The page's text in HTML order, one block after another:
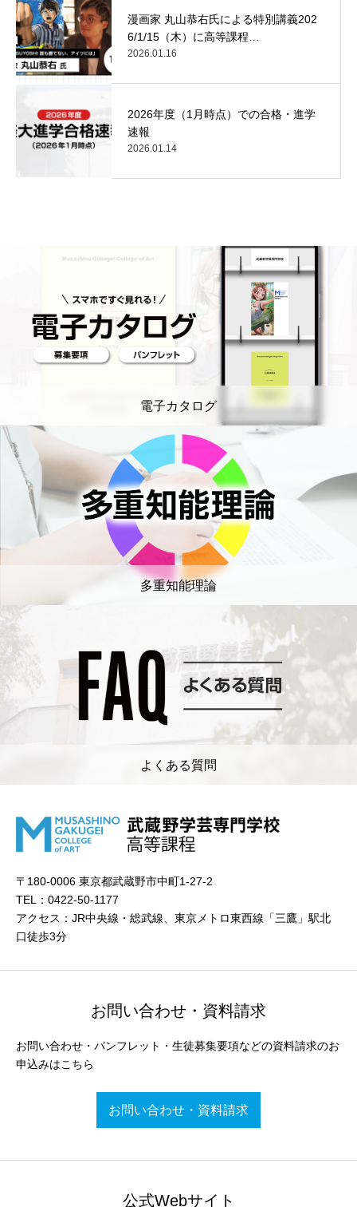
漫画家 丸山恭右氏による特別講義202
6/1/15（木）に高等課程…
2026.01.16
2026年度（1月時点）での合格・進学
速報
2026.01.14
電子カタログ
多重知能理論
よくある質問
〒180-0006 東京都武蔵野市中町1-27-2
TEL：0422-50-1177
アクセス：JR中央線・総武線、東京メトロ東西線「三鷹」駅北
口徒歩3分
お問い合わせ・資料請求
お問い合わせ・パンフレット・生徒募集要項などの資料請求のお
申込みはこちら
お問い合わせ・資料請求
公式Webサイト